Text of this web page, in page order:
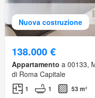
Nuova costruzione
138.000 €
Appartamento a 00133,
di Roma Capitale
1 1 53 m²